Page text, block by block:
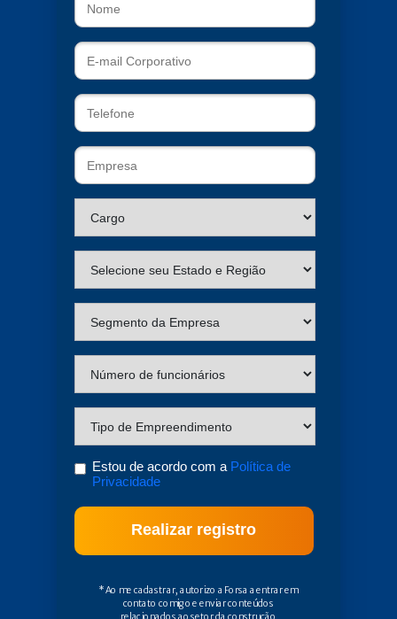
* Ao me cadastrar, autorizo a Forsa a entrar em
contato comigo e enviar conteúdos
Estou de acordo com a Política de
Privacidade
Realizar registro